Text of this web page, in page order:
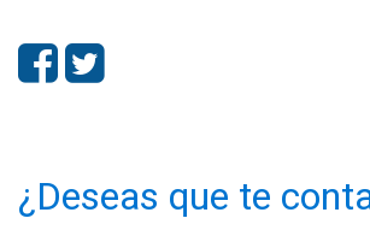
¿Deseas que te